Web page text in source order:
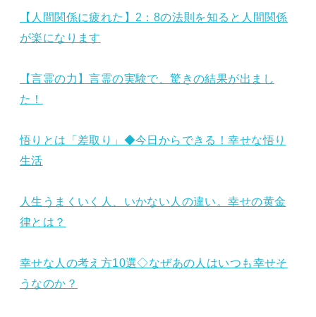
【人間関係に疲れた】2：8の法則を知ると人間関係
が楽になります
【言霊の力】言霊の実験で、驚きの結果が出まし
た！
悟りとは「差取り」◆今日からできる！幸せな悟り
生活
人生うまくいく人、いかない人の違い。幸せの黄金
律とは？
幸せな人の考え方10選◇なぜあの人はいつも幸せそ
うなのか？